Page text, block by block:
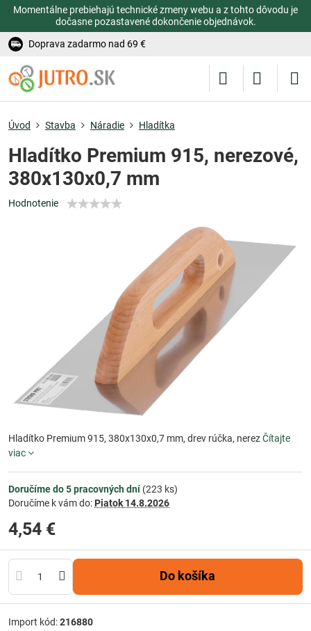
Momentálne prebiehajú technické zmeny webu a z tohto dôvodu je
dočasne pozastavené dokončenie objednávok.
Doprava zadarmo nad 69 €
Úvod Stavba Náradie Hladítka
Hladítko Premium 915, nerezové,
380x130x0,7 mm
Hodnotenie
Hladítko Premium 915, 380x130x0,7 mm, drev rúčka, nerezČítajte
viac
Doručíme do 5 pracovných dní(223 ks)
Doručíme k vám do: Piatok 14.8.2026
4,54 €
Do košíka
Import kód:216880